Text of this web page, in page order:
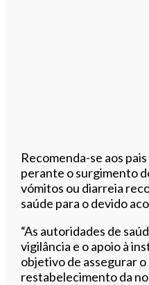
Recomenda-se aos
perante o surgimento
vómitos ou diarreia
saúde para o devido
“As autoridades de
vigilância e o apoio à
objetivo de assegurar
restabelecimento da